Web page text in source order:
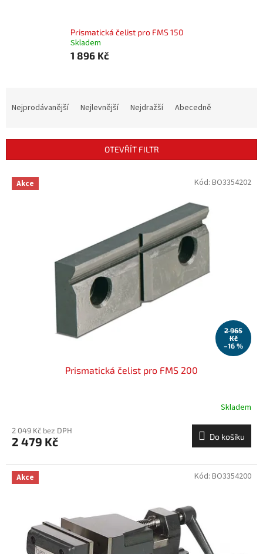
Prismatická čelist pro FMS 150
Skladem
1 896 Kč
í
Nejprodávanější Nejlevnější Nejdražší Abecedně
OTEVŘÍT FILTR
V Akce
2 965
Kč
–16 %
Prismatická čelist pro FMS 200
Skladem
2 049 Kč bez DPH
2 479 Kč Do košíku
Kód: BO3354202
Akce Kód: BO3354200